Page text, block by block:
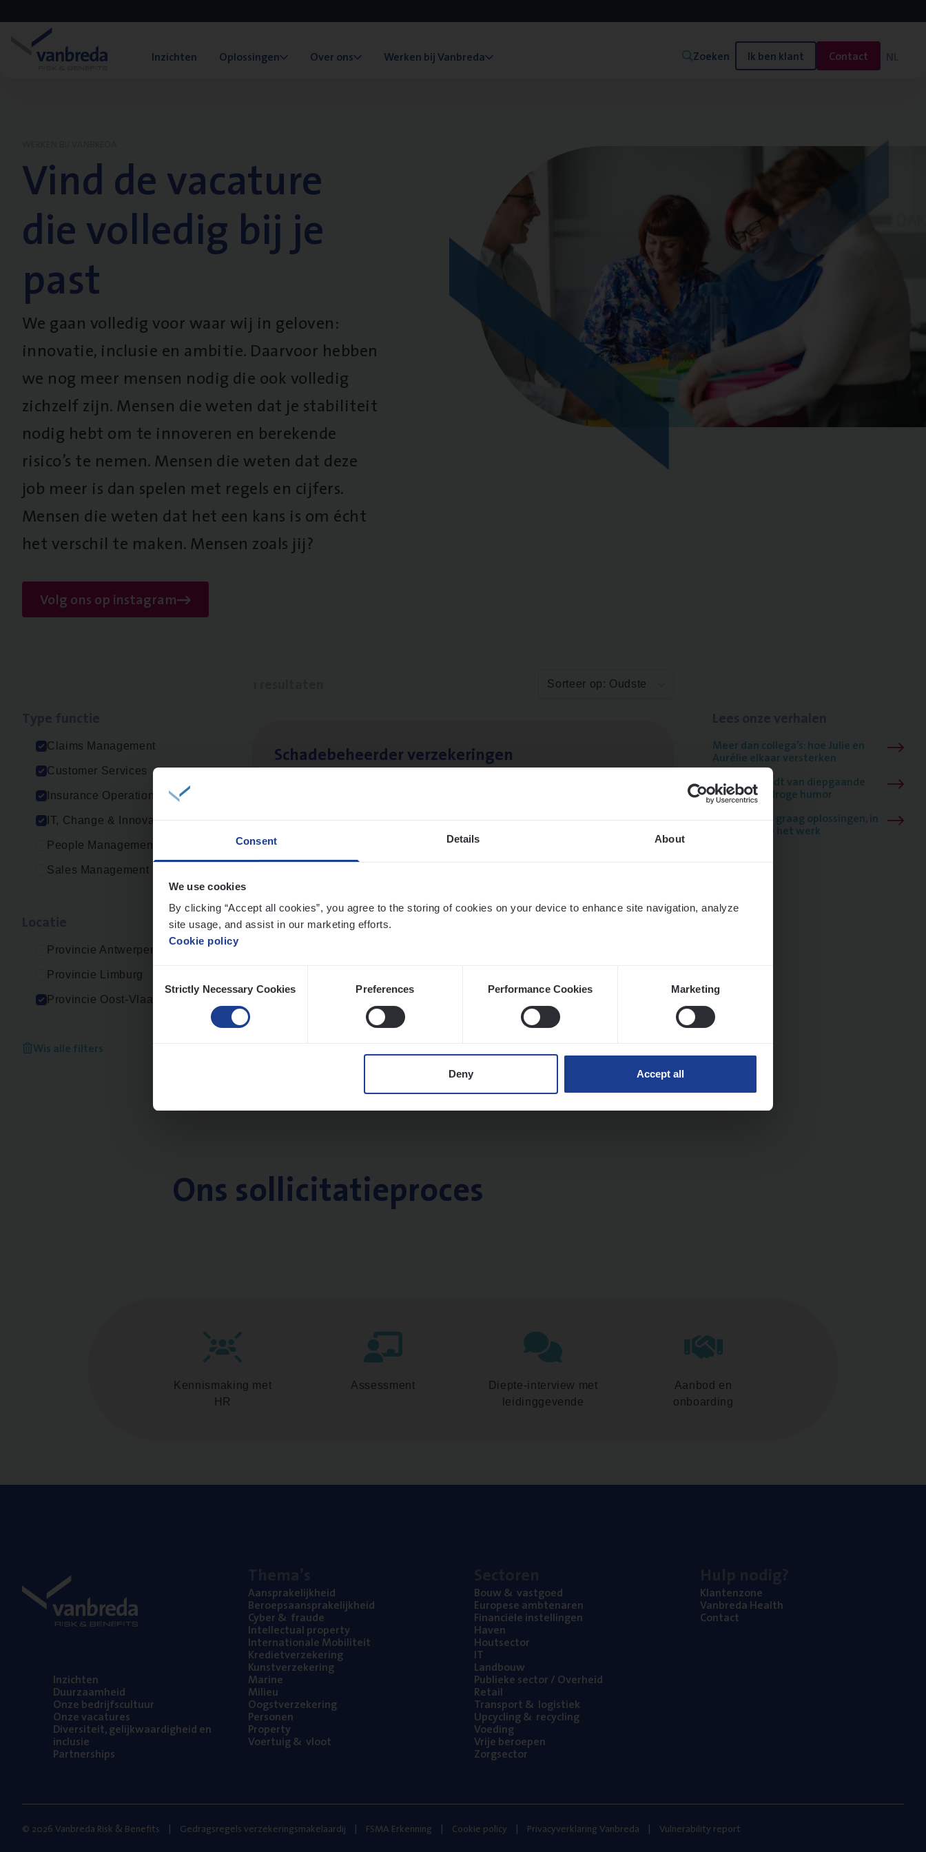
Consent Details About
We use cookies
By clicking “Accept all cookies”, you agree to the storing of cookies on your device to enhance site navigation, analyze
site usage, and assist in our marketing efforts.
Cookie policy
Selection
Strictly Necessary Cookies Preferences Performance Cookies Marketing
Deny Accept all
Inzichten Oplossingen Over ons Werken bij Vanbreda Zoeken Ik ben klant Contact NL
Vind de vacature
die volledig bij je
past
We gaan volledig voor waar wij in geloven:
innovatie, inclusie en ambitie. Daarvoor hebben
we nog meer mensen nodig die ook volledig
zichzelf zijn. Mensen die weten dat je stabiliteit
nodig hebt om te innoveren en berekende
risico’s te nemen. Mensen die weten dat deze
job meer is dan spelen met regels en cijfers.
Mensen die weten dat het een kans is om écht
het verschil te maken. Mensen zoals jij?
Volg ons op instagram
Claims Management
Customer Services
Insurance Operations
IT, Change & Innovation
People Management
Sales Management
Provincie Antwerpen
Provincie Limburg
Provincie Oost-Vlaanderen
Wis alle filters
Sorteer op: Oudste
Scha­de­be­heer­der verzekeringen Meer dan collega’s: hoe Julie en
Aurélie elkaar versterken
Mathias houdt van diepgaande
dossiers én droge humor
Thalia zoekt graag oplossingen, in
games én op het werk
Ons sollicitatieproces
Kennismaking met
HR
Assessment
Diepte-interview met
leidinggevende
Aanbod en
onboarding
Inzich­ten
Duur­zaam­heid
Onze bedrijfs­cul­tuur
Onze vaca­tu­res
Diver­si­teit, gelijk­waar­dig­heid en
inclusie
Part­ner­ships
Aan­spra­ke­lijk­heid
Beroeps­aan­spra­ke­lijk­heid
Cyber& fraude
Intel­lec­tu­al property
Inter­na­ti­o­na­le Mobiliteit
Kre­diet­ver­ze­ke­ring
Kunst­ver­ze­ke­ring
Mari­ne
Mili­eu
Oogst­ver­ze­ke­ring
Per­so­nen
Pro­per­ty
Voer­tuig& vloot
Bouw& vastgoed
Euro­pe­se ambtenaren
Finan­ci­ë­le instellingen
Haven
Hout­sec­tor
IT
Land­bouw
Publie­ke sec­tor / Overheid
Retail
Trans­port& logistiek
Upcy­cling& recycling
Voe­ding
Vrije beroe­pen
Zorg­sec­tor
Klan­ten­zo­ne
Van­b­re­da Health
Con­tact
© 2026 Vanbreda Risk & Benefits Gedragsregels verzekeringsmakelaardij FSMA Erkenning Cookie policy Privacyverklaring Vanbreda Vulnerability report